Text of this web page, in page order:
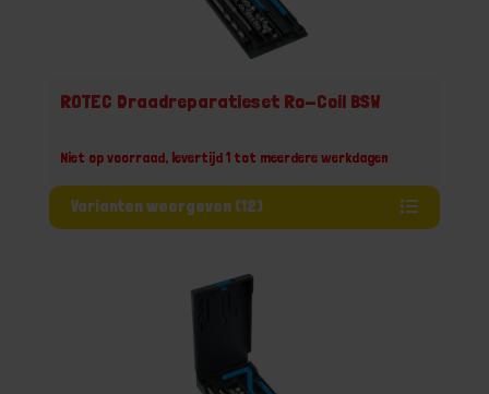
ROTEC Draadreparatieset Ro-Coil BSW
Niet op voorraad, levertijd 1 tot meerdere werkdagen
Varianten weergeven (12)